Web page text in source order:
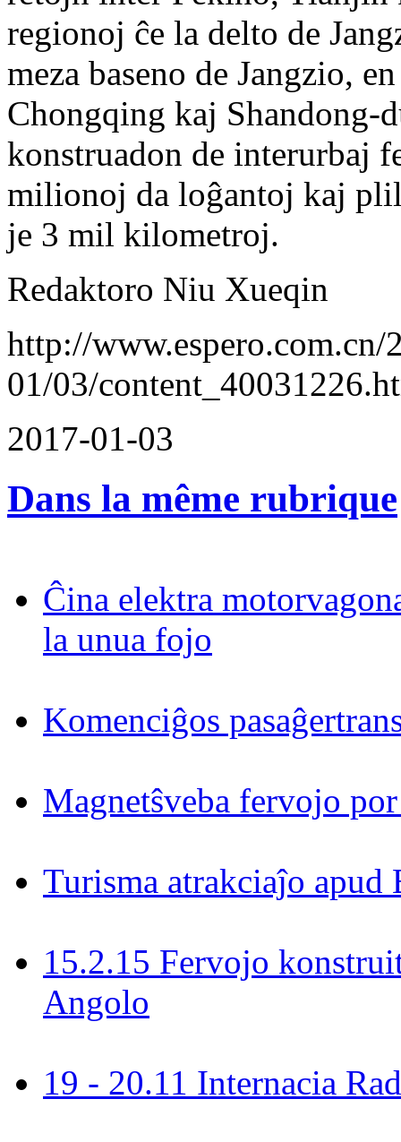
regionoj ĉe la delto de
meza baseno de Jangzio,
Chongqing kaj
konstruadon de interurbaj
milionoj da loĝantoj kaj
je 3 mil kilometroj.
Redaktoro Niu Xueqin
http://www.espero.com.cn/
01/03/
2017-01-03
Dans la même rubrique
Ĉina elektra
la unua fojo
Komenciĝos
Magnetŝveba fervojo
Turisma atrakciaĵo apud
15.2.15 Fervojo
Angolo
19 - 20.11 Internacia